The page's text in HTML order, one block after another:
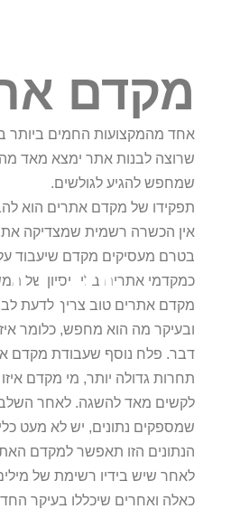
מקדם
אחד מהמקצועות החמים ביותר
שרוצה לבנות אתר ימצא מאד
שמחפש להגיע לגולשים.
תפקידו של מקדם אתרים הוא
אין הכשרה רשמית שמצדיקה את
בטרם מעסיקים מקדם שיעבוד
כמקדמי אתרים בלי ניסיון של
מקדם אתרים טוב צריך לדעת
ובעיקר מה הוא מחפש, כלומר
דבר. פלח נוסף שעבודת מקדם
תחרות גדולה יותר, מי מקדם
לקשים מאד להשגה. לאחר
שמספקים נתונים, יש לא מעט
הנתונים הזו תאפשר למקדם
לאחר שיש בידיו רשימת של